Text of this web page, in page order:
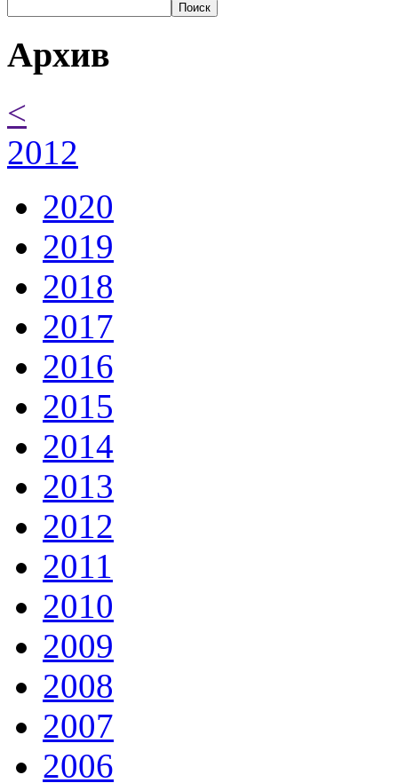
Поиск
Архив
<
2012
2020
2019
2018
2017
2016
2015
2014
2013
2012
2011
2010
2009
2008
2007
2006